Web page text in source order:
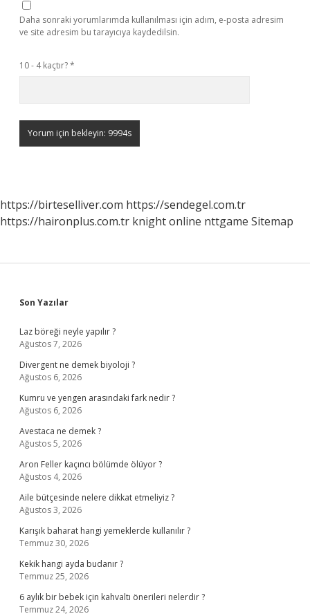
Daha sonraki yorumlarımda kullanılması için adım, e-posta adresim
ve site adresim bu tarayıcıya kaydedilsin.
10 - 4 kaçtır?*
https://birteselliver.com https://sendegel.com.tr
https://haironplus.com.tr knight online nttgame Sitemap
Sidebar
Son Yazılar
Laz böreği neyle yapılır ?
Ağustos 7, 2026
Divergent ne demek biyoloji ?
Ağustos 6, 2026
Kumru ve yengen arasındaki fark nedir ?
Ağustos 6, 2026
Avestaca ne demek ?
Ağustos 5, 2026
Aron Feller kaçıncı bölümde ölüyor ?
Ağustos 4, 2026
Aile bütçesinde nelere dikkat etmeliyiz ?
Ağustos 3, 2026
Karışık baharat hangi yemeklerde kullanılır ?
Temmuz 30, 2026
Kekik hangi ayda budanır ?
Temmuz 25, 2026
6 aylık bir bebek için kahvaltı önerileri nelerdir ?
Temmuz 24, 2026